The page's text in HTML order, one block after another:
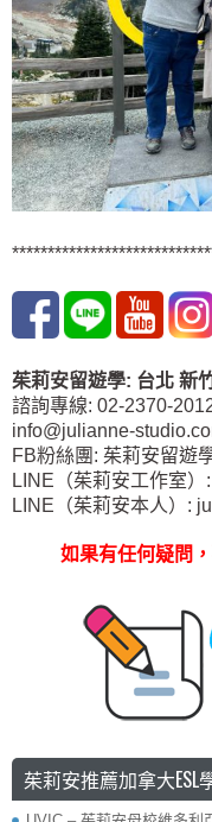
茱莉安留遊學: 台北 新
諮詢專線: 02-2370-
info@julianne-
FB粉絲團: 茱莉安留遊
LINE（茱莉安工作室
LINE（茱莉安本人）:
如果有任何疑問
茱莉安推薦加拿大ESL